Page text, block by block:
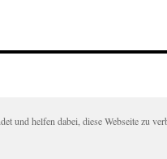
helfen dabei, diese Webseite zu